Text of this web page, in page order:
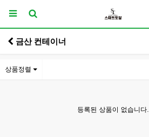
금산 컨테이너
상품정렬
등록된 상품이 없습니다.